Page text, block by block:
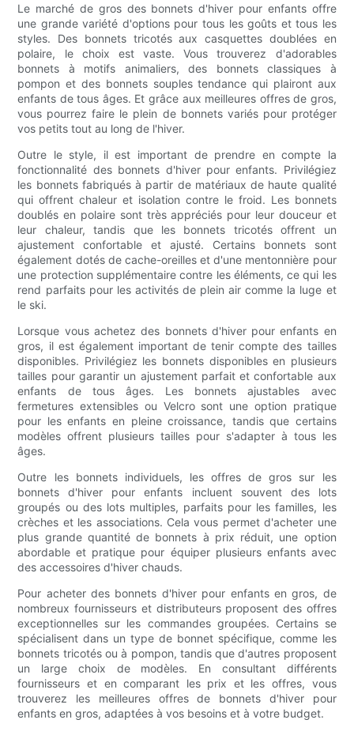
Le marché de gros des bonnets d'hiver pour enfants offre
une grande variété d'options pour tous les goûts et tous les
styles. Des bonnets tricotés aux casquettes doublées en
polaire, le choix est vaste. Vous trouverez d'adorables
bonnets à motifs animaliers, des bonnets classiques à
pompon et des bonnets souples tendance qui plairont aux
enfants de tous âges. Et grâce aux meilleures offres de gros,
vous pourrez faire le plein de bonnets variés pour protéger
vos petits tout au long de l'hiver.
Outre le style, il est important de prendre en compte la
fonctionnalité des bonnets d'hiver pour enfants. Privilégiez
les bonnets fabriqués à partir de matériaux de haute qualité
qui offrent chaleur et isolation contre le froid. Les bonnets
doublés en polaire sont très appréciés pour leur douceur et
leur chaleur, tandis que les bonnets tricotés offrent un
ajustement confortable et ajusté. Certains bonnets sont
également dotés de cache-oreilles et d'une mentonnière pour
une protection supplémentaire contre les éléments, ce qui les
rend parfaits pour les activités de plein air comme la luge et
le ski.
Lorsque vous achetez des bonnets d'hiver pour enfants en
gros, il est également important de tenir compte des tailles
disponibles. Privilégiez les bonnets disponibles en plusieurs
tailles pour garantir un ajustement parfait et confortable aux
enfants de tous âges. Les bonnets ajustables avec
fermetures extensibles ou Velcro sont une option pratique
pour les enfants en pleine croissance, tandis que certains
modèles offrent plusieurs tailles pour s'adapter à tous les
âges.
Outre les bonnets individuels, les offres de gros sur les
bonnets d'hiver pour enfants incluent souvent des lots
groupés ou des lots multiples, parfaits pour les familles, les
crèches et les associations. Cela vous permet d'acheter une
plus grande quantité de bonnets à prix réduit, une option
abordable et pratique pour équiper plusieurs enfants avec
des accessoires d'hiver chauds.
Pour acheter des bonnets d'hiver pour enfants en gros, de
nombreux fournisseurs et distributeurs proposent des offres
exceptionnelles sur les commandes groupées. Certains se
spécialisent dans un type de bonnet spécifique, comme les
bonnets tricotés ou à pompon, tandis que d'autres proposent
un large choix de modèles. En consultant différents
fournisseurs et en comparant les prix et les offres, vous
trouverez les meilleures offres de bonnets d'hiver pour
enfants en gros, adaptées à vos besoins et à votre budget.